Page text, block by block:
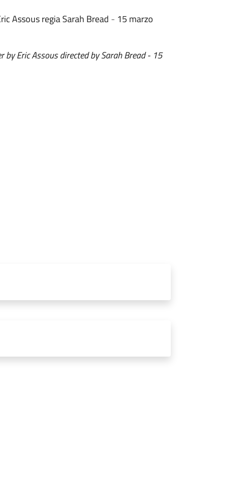
Assous regia Sarah Bread - 15 marzo
by Eric Assous directed by Sarah Bread - 15